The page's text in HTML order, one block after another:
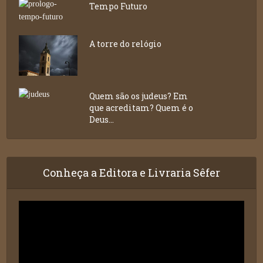
Tempo Futuro
A torre do relógio
Quem são os judeus? Em
que acreditam? Quem é o
Deus...
Conheça a Editora e Livraria Sêfer